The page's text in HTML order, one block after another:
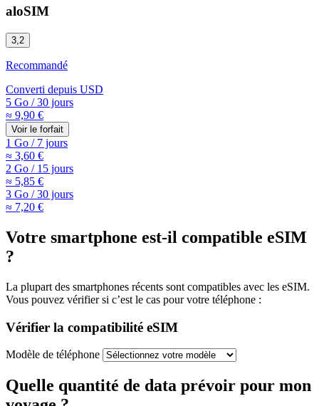
aloSIM
3,2
Recommandé
Converti depuis USD
5 Go /30 jours
≈ 9,90 €
Voir le forfait
1 Go /7 jours
≈ 3,60 €
2 Go /15 jours
≈ 5,85 €
3 Go /30 jours
≈ 7,20 €
Votre smartphone est-il compatible eSIM
?
La plupart des smartphones récents sont compatibles avec les eSIM.
Vous pouvez vérifier si c’est le cas pour votre téléphone :
Vérifier la compatibilité eSIM
Modèle de téléphone
Quelle quantité de data prévoir pour mon